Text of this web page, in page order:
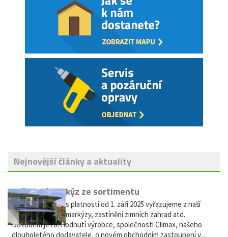
Nejnovější články a aktuality
Vyřazení markýz ze sortimentu
Vážení zákazníci, s platností od 1. září 2025 vyřazujeme z naší
nabídky výsuvné markýzy, zastínění zimních zahrad atd.
Důvodem je rozhodnutí výrobce, společnosti Climax, našeho
dlouholetého dodavatele, o novém obchodním zastoupení v...